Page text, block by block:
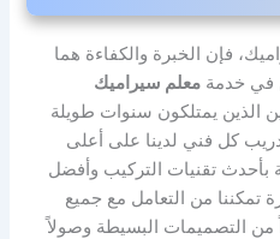
فإن الخبرة والكفاءة هما
في خدمةمعلم سيراميك
الذين يمتلكون سنوات طويلة
كل فني لدينا على أعلى
بأحدث تقنيات التركيب وأفضل
تمكننا من التعامل مع جميع
من التصميمات البسيطة وصولاً